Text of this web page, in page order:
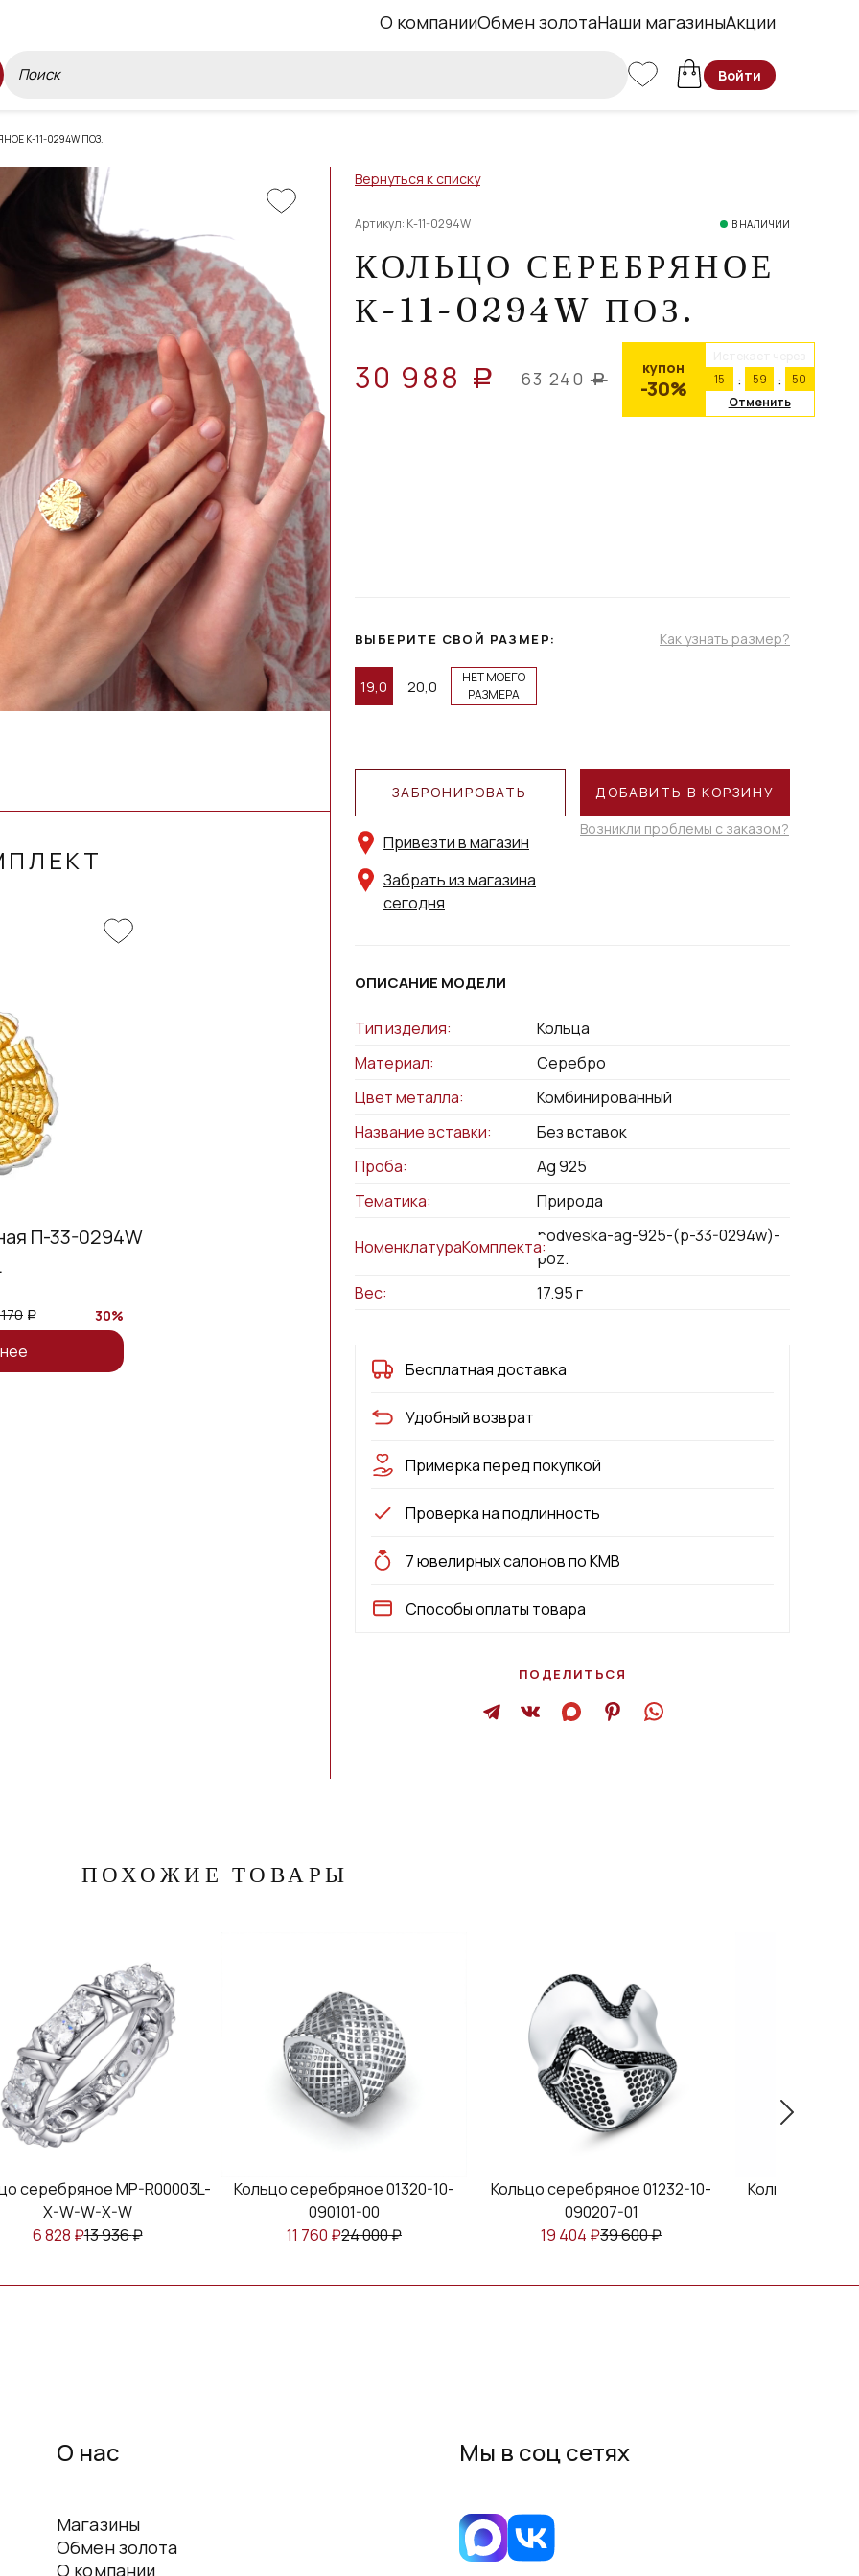
О компанииОбмен золотаНаши магазиныАкции
Войти
К-11-0294W ПОЗ.
П-33-0294W
a 30%
Вернуться к списку
Артикул: К-11-0294W В НАЛИЧИИ
КОЛЬЦО СЕРЕБРЯНОЕ
К-11-0294W ПОЗ.
30 988 a 63 240 a
купон
-30%
15
59
49
Отменить
ВЫБЕРИТЕ СВОЙ РАЗМЕР: Как узнать размер?
19,0 20,0
НЕТ МОЕГО
РАЗМЕРА
ЗАБРОНИРОВАТЬ
Привезти в магазин
Забрать из магазина
сегодня
ДОБАВИТЬ В КОРЗИНУ
Возникли проблемы с заказом?
ОПИСАНИЕ МОДЕЛИ
Тип изделия:
Кольца
Материал:
Серебро
Цвет металла:
Комбинированный
Название вставки:
Без вставок
Проба:
Ag 925
Тематика:
Природа
НоменклатураКомплекта:
podveska-ag-925-(p-33-0294w)-
poz.
Вес:
17.95г
Бесплатная доставка
Удобный возврат
Примерка перед покупкой
Проверка на подлинность
7 ювелирных салонов по КМВ
Способы оплаты товара
ПОДЕЛИТЬСЯ
ПОХОЖИЕ ТОВАРЫ
серебряное MP-R00003L-
X-W-W-X-W
6 828 ₽13 936₽
Кольцо серебряное 01320-10-
090101-00
11 760 ₽24 000₽
Кольцо серебряное 01232-10-
090207-01
19 404 ₽39 600₽
Кольцо
О нас
Магазины
Обмен золота
О компании
Мы в соц сетях